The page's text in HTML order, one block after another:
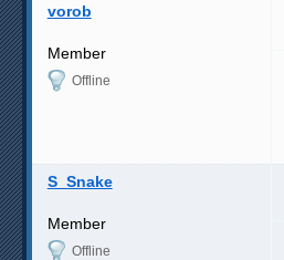
vorob
Member
Offline
S_Snake
Member
Offline